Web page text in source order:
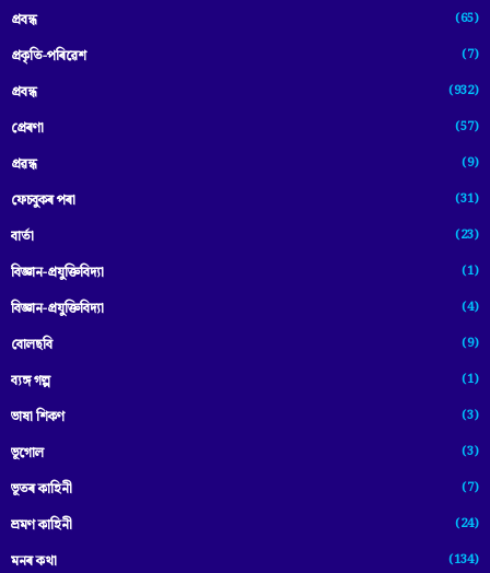
প্রবন্ধ (65)
প্ৰকৃতি-পৰিৱেশ (7)
প্ৰবন্ধ (932)
প্ৰেৰণা (57)
প্ৰৱন্ধ (9)
ফেচবুকৰ পৰা (31)
বাৰ্তা (23)
বিজ্ঞান-প্রযুক্তিবিদ্যা (1)
বিজ্ঞান-প্ৰযুক্তিবিদ্যা (4)
বোলছবি (9)
ব্যঙ্গ গল্প (1)
ভাষা শিকণ (3)
ভূগোল (3)
ভূতৰ কাহিনী (7)
ভ্ৰমণ কাহিনী (24)
মনৰ কথা (134)